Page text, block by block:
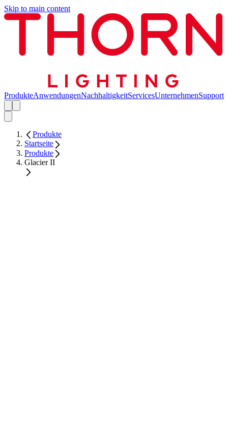
Skip to main content
ProdukteAnwendungenNachhaltigkeitServicesUnternehmenSupport
Produkte
Startseite
Produkte
Glacier II